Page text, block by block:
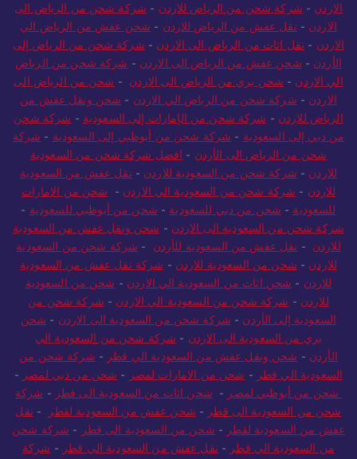
الاردن - شركة شحن من الرياض للاردن - شركة شحن من الرياض الى
الاردن - نقل عفش من الرياض للاردن - شحن عفش من الرياض الي
الاردن - نقل اثاث من الرياض الى الاردن - شركة شحن من الرياض إلى
الأردن - شحن عفش من الرياض الى الاردن - شركة شحن من الرياض
الي الاردن - شحن بري من الرياض الى الاردن - شحن من الرياض الى
الاردن - شركة شحن من الرياض الي الاردن - شحن ونقل عفش من
الرياض للاردن - شركة شحن من الإمارات إلى السعودية - شركة شحن
من دبي إلى السعودية - شركة شحن من أبوظبي إلى السعودية - شركة
شحن من الرياض الى الأردن - افضل شركة شحن من السعودية
للاردن - شركة شحن من السعودية للاردن - نقل عفش من السعودية
للاردن - شركة شحن من السعودية الي الاردن - شحن من الامارات
للسعودية - شحن من دبي للسعودية - شحن من أبوظبي للسعودية -
شركة شحن من السعودية الى الاردن - شحن ونقل عفش من السعودية
للاردن - نقل عفش من السعودية للأردن - شركة شحن من السعودية
للاردن - شحن من السعودية للاردن - شركة نقل عفش من السعودية
للاردن - شحن اثاث من السعودية الي الاردن - شحن من السعودية
للاردن - شركة شحن من السعودية الي الاردن - شركة شحن من
السعودية إلى الأردن - شركة شحن من السعودية الى الاردن - شحن
بري من السعودية الى الاردن - شركة شحن من السعودية الي
الأردن - شحن ونقل عفش من السعودية الي قطر - شركة شحن من
السعودية الي قطر - شحن من الامارات لمصر - شحن من دبي لمصر -
شحن من أبوظبي لمصر - شحن اثاث من السعودية الى قطر - شركة
شحن من السعودية الى قطر - شحن عفش من السعودية لقطر - نقل
عفش من السعودية لقطر - شحن من السعودية الى قطر - شركة شحن
من السعودية الي قطر - نقل عفش من السعودية الي قطر - شركة